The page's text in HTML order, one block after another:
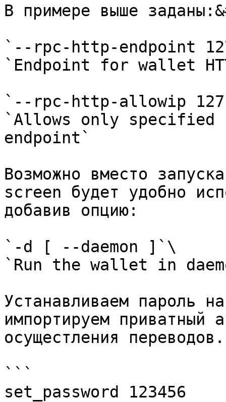
В примере выше
`--rpc-http-endpoint
`Endpoint for wallet
`--rpc-http-allowip
`Allows only specified
endpoint`
Возможно вместо
screen будет удобно
добавив опцию:
`-d [ --daemon ]`\
`Run the wallet in
Устанавливаем пароль
импортируем приватный
осущестления переводов.
```
set_password 123456